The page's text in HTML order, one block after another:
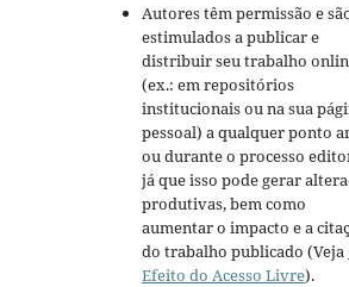
Autores têm permissão e
estimulados a publicar e
distribuir seu trabalho
(ex.: em repositórios
institucionais ou na sua
pessoal) a qualquer ponto
ou durante o processo
já que isso pode gerar
produtivas, bem como
aumentar o impacto e a
do trabalho publicado (Veja
Efeito do Acesso Livre).